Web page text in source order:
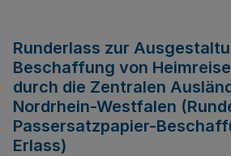
Runderlass zur
Beschaffung von
durch die Zentralen
Nordrhein-Westfalen
Passersatzpapier-
Erlass)